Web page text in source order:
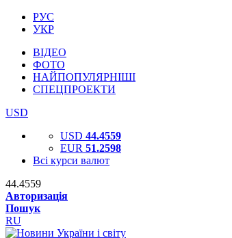
РУС
УКР
ВІДЕО
ФОТО
НАЙПОПУЛЯРНІШІ
СПЕЦПРОЕКТИ
USD
USD 44.4559
EUR 51.2598
Всі курси валют
44.4559
Авторизація
Пошук
RU